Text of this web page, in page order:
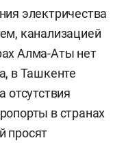
электричества
канализацией
Алма-Аты нет
в Ташкенте
отсутствия
в странах
просят